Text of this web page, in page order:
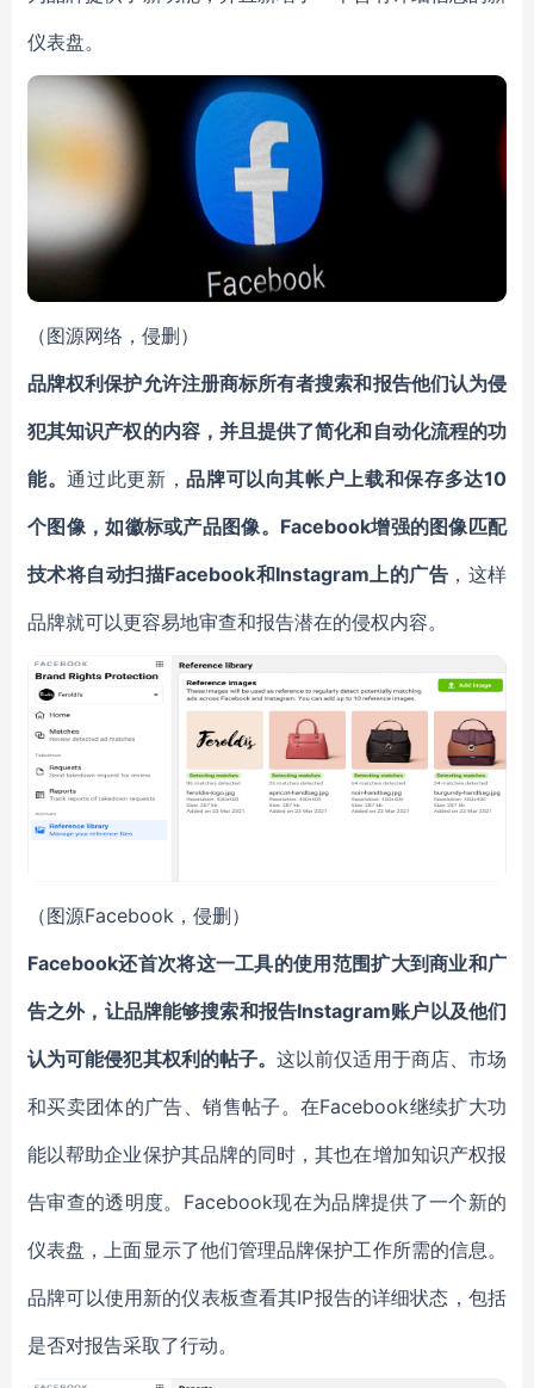
仪表盘。
（图源网络，侵删）
品牌权利保护允许注册商标所有者搜索和报告他们认为侵
犯其知识产权的内容，并且提供了简化和自动化流程的功
能。通过此更新，品牌可以向其帐户上载和保存多达10
个图像，如徽标或产品图像。 Facebook增强的图像匹配
技术将自动扫描Facebook和Instagram上的广告 ，这样
品牌就可以更容易地审查和报告潜在的侵权内容。
（图源Facebook，侵删）
Facebook还首次将这一工具的使用范围扩大到商业和广
告之外，让品牌能够搜索和报告Instagram账户以及他们
认为可能侵犯其权利的帖子。这以前仅适用于商店、市场
和买卖团体的广告、销售帖子。在Facebook继续扩大功
能以帮助企业保护其品牌的同时，其也在增加知识产权报
告审查的透明度。Facebook现在为品牌提供了一个新的
仪表盘，上面显示了他们管理品牌保护工作所需的信息。
品牌可以使用新的仪表板查看其IP报告的详细状态，包括
是否对报告采取了行动。